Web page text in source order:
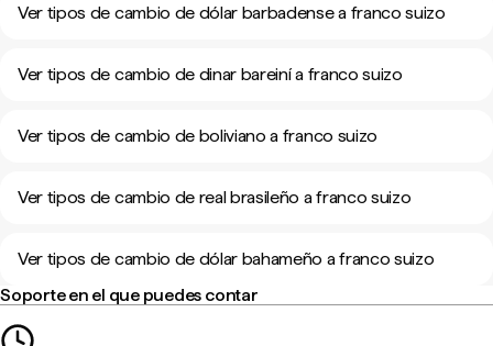
Ver tipos de cambio de dólar barbadense a franco suizo
Ver tipos de cambio de dinar bareiní a franco suizo
Ver tipos de cambio de boliviano a franco suizo
Ver tipos de cambio de real brasileño a franco suizo
Ver tipos de cambio de dólar bahameño a franco suizo
Soporte en el que puedes contar